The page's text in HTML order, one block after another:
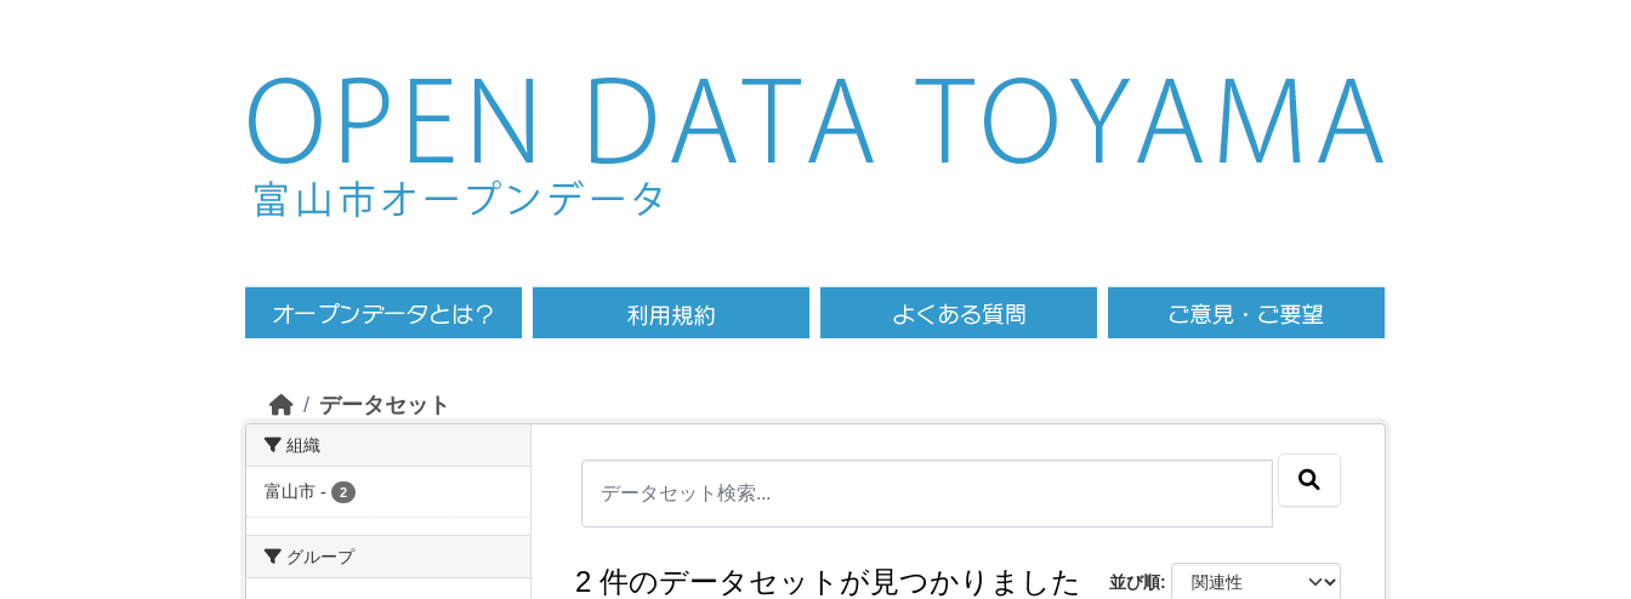
Skip to main content
データセット
組織
富山市 - 2
グループ
並び順
2 件のデータセットが見つかりました